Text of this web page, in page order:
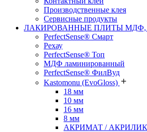
Производственные клея
Сервисные продукты
ЛАКИРОВАННЫЕ ПЛИТЫ МДФ,
PerfectSense® Смарт
Рехау
PerfectSense® Топ
МДФ ламинированный
PerfectSense® ФилВуд
Kastomonu (EvoGloss)
18 мм
10 мм
16 мм
8 мм
АКРИМАТ / АКРИЛИК